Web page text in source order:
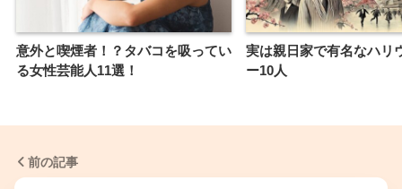
意外と喫煙者！？タバコを吸ってい
る女性芸能人11選！
実は親日家で有名なハリ
ー10人
前の記事